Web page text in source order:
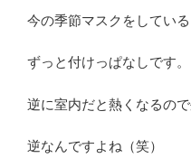
今の季節マスクをしてい
ずっと付けっぱなしです。
逆に室内だと熱くなるの
逆なんですよね（笑）